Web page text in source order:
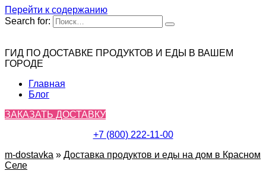
Перейти к содержанию
Search for:
ГИД ПО ДОСТАВКЕ ПРОДУКТОВ И ЕДЫ В ВАШЕМ
ГОРОДЕ
Главная
Блог
ЗАКАЗАТЬ ДОСТАВКУ
+7 (800) 222-11-00
m-dostavka » Доставка продуктов и еды на дом в Красном
Селе